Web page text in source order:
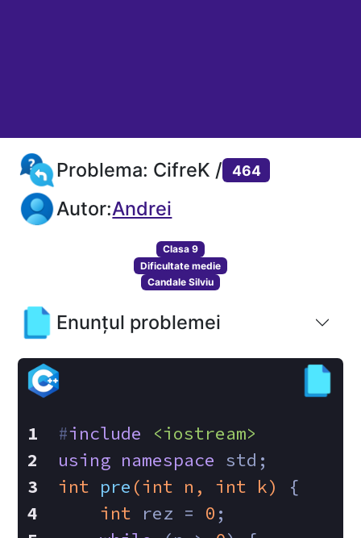
Problema: CifreK / 464
Autor:Andrei
Clasa 9
Dificultate medie
Candale Silviu
Enunțul problemei
#include
<iostream>
using namespace std;
int pre (int n, int k)
{
int rez = 0 ;